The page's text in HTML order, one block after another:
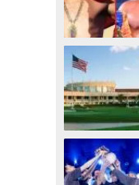
TINJU
GOLF